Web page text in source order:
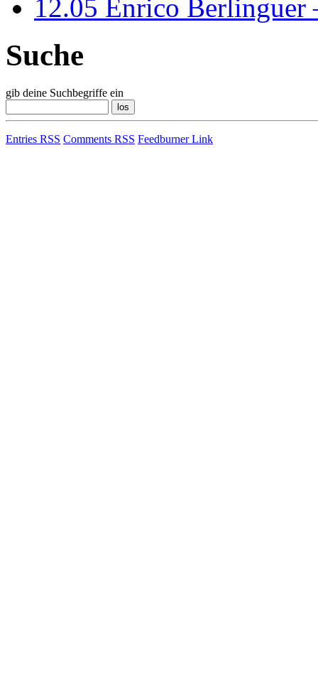
12.05 Enrico Berlinguer
Suche
gib deine Suchbegriffe ein
Entries RSS Comments RSS Feedburner Link